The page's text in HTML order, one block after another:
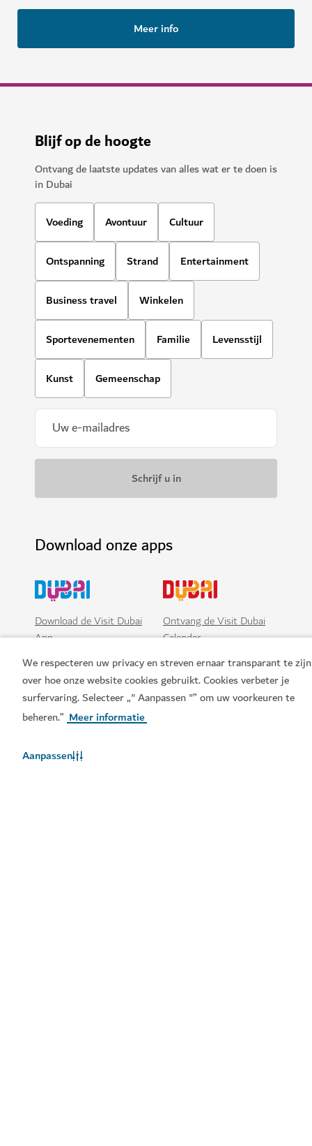
We respecteren uw privacy en streven ernaar transparant te zijn
over hoe onze website cookies gebruikt. Cookies verbeter je
surfervaring. Selecteer „" Aanpassen "” om uw voorkeuren te
beheren.” Meer informatie
Aanpassen
Meer info
Blijf op de hoogte
Ontvang de laatste updates van alles wat er te doen is
in Dubai
Voeding Avontuur Cultuur
Ontspanning Strand Entertainment
Business travel Winkelen
Sportevenementen Familie Levensstijl
Kunst Gemeenschap
Download onze apps
Download de Visit Dubai
App
Ontvang de Visit Dubai
Calendar